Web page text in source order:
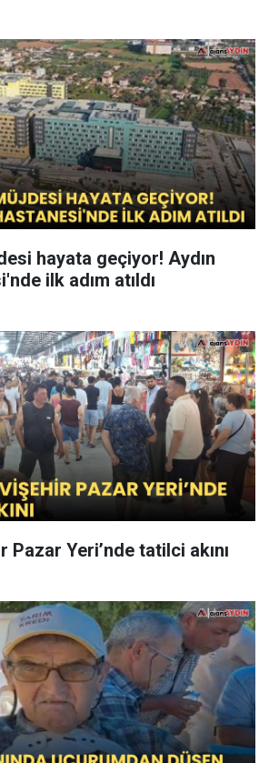
hayata geçiyor! Aydın
ilk adım atıldı
Pazar Yeri’nde tatilci akını